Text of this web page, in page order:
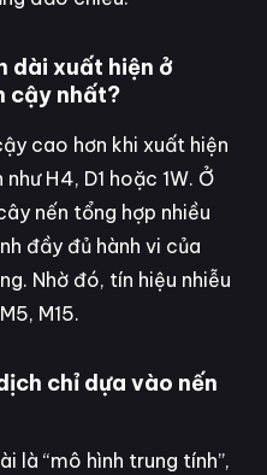
dài xuất hiện ở
cậy nhất?
cao hơn khi xuất hiện
H4, D1 hoặc 1W. Ở
nến tổng hợp nhiều
đầy đủ hành vi của
Nhờ đó, tín hiệu nhiễu
M15.
chỉ dựa vào nến
là “mô hình trung tính”,